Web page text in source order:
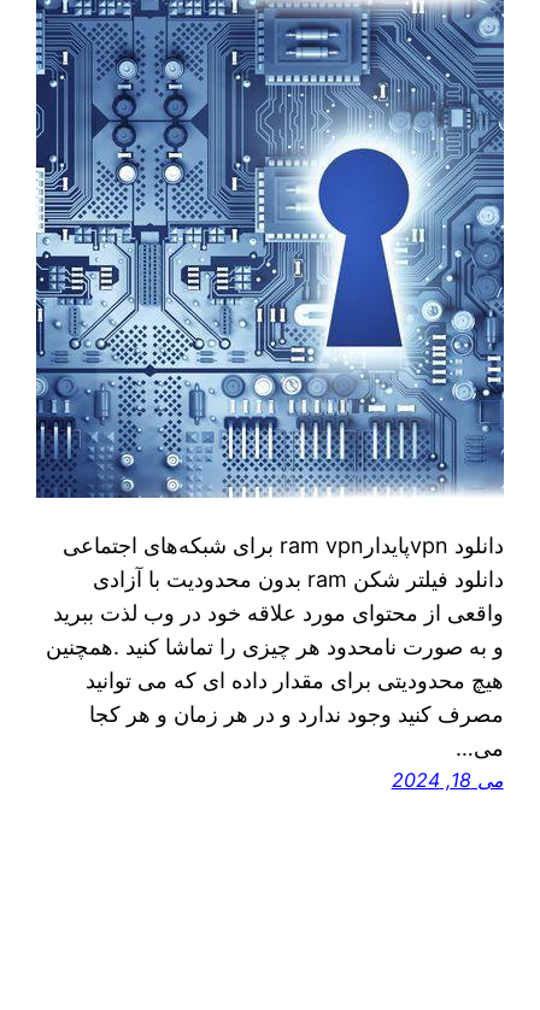
دانلود vpnپایدارram vpn برای شبکه‌های اجتماعی
دانلود فیلتر شکن ram بدون محدودیت با آزادی
واقعی از محتوای مورد علاقه خود در وب لذت ببرید
و به صورت نامحدود هر چیزی را تماشا کنید .همچنین
هیچ محدودیتی برای مقدار داده ای که می توانید
مصرف کنید وجود ندارد و در هر زمان و هر کجا
می…
می 18, 2024